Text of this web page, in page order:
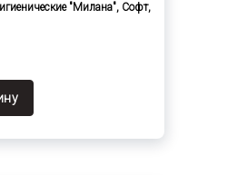
"Милана", Софт,